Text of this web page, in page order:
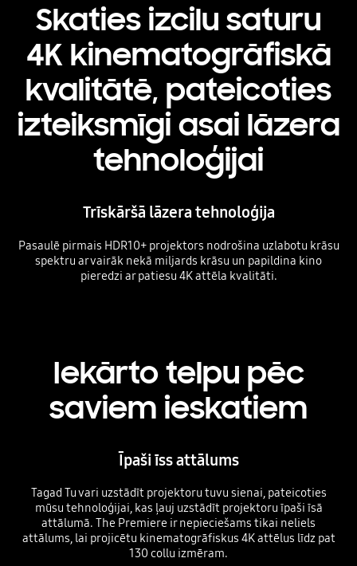
Skaties izcilu saturu
4K kinematogrāfiskā
kvalitātē, pateicoties
izteiksmīgi asai lāzera
tehnoloģijai
Trīskāršā lāzera tehnoloģija
Pasaulē pirmais HDR10+ projektors nodrošina uzlabotu krāsu
spektru ar vairāk nekā miljards krāsu un papildina kino
pieredzi ar patiesu 4K attēla kvalitāti.
Iekārto telpu pēc
saviem ieskatiem
Īpaši īss attālums
Tagad Tu vari uzstādīt projektoru tuvu sienai, pateicoties
mūsu tehnoloģijai, kas ļauj uzstādīt projektoru īpaši īsā
attālumā. The Premiere ir nepieciešams tikai neliels
attālums, lai projicētu kinematogrāfiskus 4K attēlus līdz pat
130 collu izmēram.